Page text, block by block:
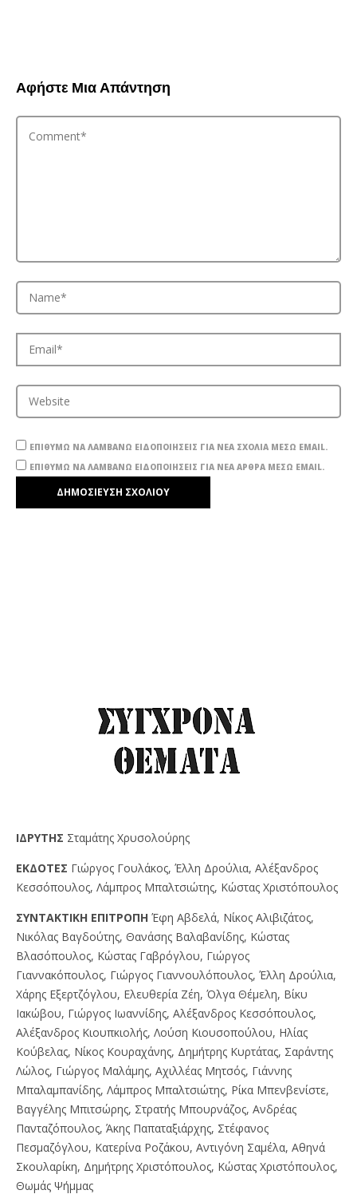
Αφήστε Μια Απάντηση
ΕΠΙΘΥΜΏ ΝΑ ΛΑΜΒΆΝΩ ΕΙΔΟΠΟΙΉΣΕΙΣ ΓΙΑ ΝΈΑ ΣΧΌΛΙΑ ΜΈΣΩ EMAIL.
ΕΠΙΘΥΜΏ ΝΑ ΛΑΜΒΆΝΩ ΕΙΔΟΠΟΙΉΣΕΙΣ ΓΙΑ ΝΈΑ ΆΡΘΡΑ ΜΈΣΩ EMAIL.
IΔPYTHΣ Σταμάτης Χρυσολούρης
EKΔOTEΣ Γιώργος Γουλάκος, Έλλη Δρούλια, Αλέξανδρος
Κεσσόπουλος, Λάμπρος Μπαλτσιώτης, Κώστας Χριστόπουλος
ΣYNTAKTIKH EΠITPOΠH Έφη Αβδελά, Νίκος Αλιβιζάτος,
Νικόλας Βαγδούτης, Θανάσης Βαλαβανίδης, Κώστας
Βλασόπουλος, Κώστας Γαβρόγλου, Γιώργος
Γιαννακόπουλος, Γιώργος Γιαννουλόπουλος, Έλλη Δρούλια,
Χάρης Εξερτζόγλου, Ελευθερία Ζέη, Όλγα Θέμελη, Βίκυ
Ιακώβου, Γιώργος Ιωαννίδης, Αλέξανδρος Κεσσόπουλος,
Αλέξανδρος Κιουπκιολής, Λούση Κιουσοπούλου, Ηλίας
Κούβελας, Νίκος Κουραχάνης, Δημήτρης Κυρτάτας, Σαράντης
Λώλος, Γιώργος Μαλάμης, Αχιλλέας Μητσός, Γιάννης
Μπαλαμπανίδης, Λάμπρος Μπαλτσιώτης, Ρίκα Μπενβενίστε,
Βαγγέλης Μπιτσώρης, Στρατής Μπουρνάζος, Ανδρέας
Πανταζόπουλος, Άκης Παπαταξιάρχης, Στέφανος
Πεσμαζόγλου, Κατερίνα Ροζάκου, Αντιγόνη Σαμέλα, Αθηνά
Σκουλαρίκη, Δημήτρης Χριστόπουλος, Κώστας Χριστόπουλος,
Θωμάς Ψήμμας